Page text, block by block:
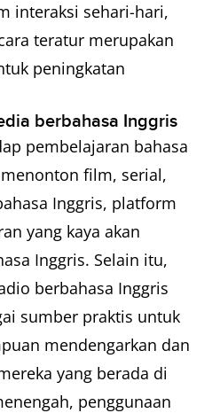
interaksi sehari-hari,
teratur merupakan
peningkatan
berbahasa Inggris
pembelajaran bahasa
film, serial,
Inggris, platform
yang kaya akan
Inggris. Selain itu,
berbahasa Inggris
sumber praktis untuk
mendengarkan dan
yang berada di
penggunaan